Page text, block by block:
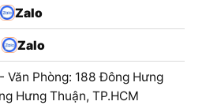
Zalo
Zalo
Văn Phòng: 188 Đông Hưng
Hưng Thuận, TP.HCM